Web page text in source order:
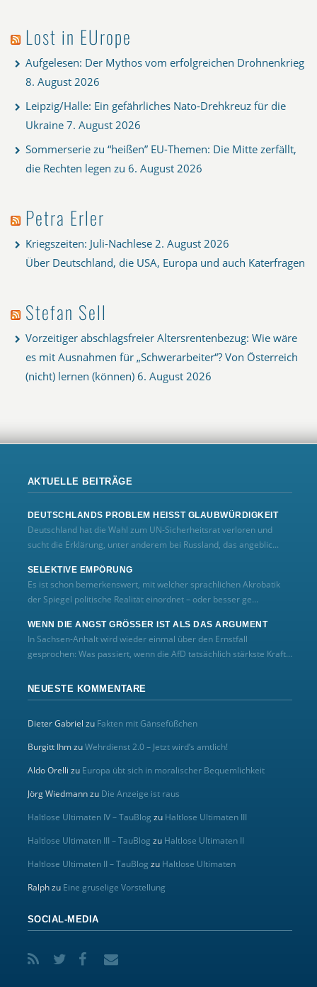
Lost in EUrope
Aufgelesen: Der Mythos vom erfolgreichen Drohnenkrieg
8. August 2026
Leipzig/Halle: Ein gefährliches Nato-Drehkreuz für die
Ukraine 7. August 2026
Sommerserie zu “heißen” EU-Themen: Die Mitte zerfällt,
die Rechten legen zu 6. August 2026
Petra Erler
Kriegszeiten: Juli-Nachlese 2. August 2026
Über Deutschland, die USA, Europa und auch Katerfragen
Stefan Sell
Vorzeitiger abschlagsfreier Altersrentenbezug: Wie wäre
es mit Ausnahmen für „Schwerarbeiter“? Von Österreich
(nicht) lernen (können) 6. August 2026
AKTUELLE BEITRÄGE
DEUTSCHLANDS PROBLEM HEISST GLAUBWÜRDIGKEIT
Deutschland hat die Wahl zum UN‑Sicherheitsrat verloren und
sucht die Erklärung, unter anderem bei Russland, das angeblic...
SELEKTIVE EMPÖRUNG
Es ist schon bemerkenswert, mit welcher sprachlichen Akrobatik
der Spiegel politische Realität einordnet – oder besser ge...
WENN DIE ANGST GRÖSSER IST ALS DAS ARGUMENT
In Sachsen-Anhalt wird wieder einmal über den Ernstfall
gesprochen: Was passiert, wenn die AfD tatsächlich stärkste Kraft...
NEUESTE KOMMENTARE
Dieter Gabriel zu Fakten mit Gänsefüßchen
Burgitt IhmzuWehrdienst 2.0 – Jetzt wird’s amtlich!
Aldo Orelli zu Europa übt sich in moralischer Bequemlichkeit
Jörg Wiedmannzu Die Anzeige ist raus
Haltlose Ultimaten IV – TauBlog zu Haltlose Ultimaten III
Haltlose Ultimaten III – TauBlog zu Haltlose Ultimaten II
Haltlose Ultimaten II – TauBlog zu Haltlose Ultimaten
Ralphzu Eine gruselige Vorstellung
SOCIAL-MEDIA